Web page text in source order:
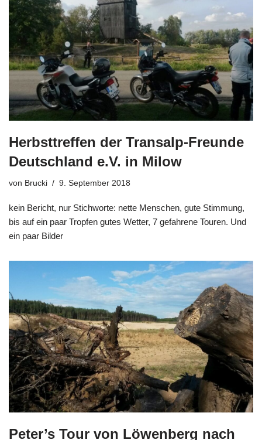
Herbsttreffen der Transalp-Freunde
Deutschland e.V. in Milow
von Brucki 9. September 2018
kein Bericht, nur Stichworte: nette Menschen, gute Stimmung,
bis auf ein paar Tropfen gutes Wetter, 7 gefahrene Touren. Und
ein paar Bilder
Peter’s Tour von Löwenberg nach